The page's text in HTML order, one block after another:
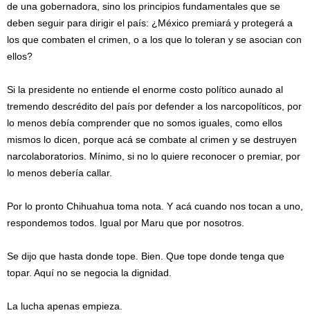
de una gobernadora, sino los principios fundamentales que se
deben seguir para dirigir el país: ¿México premiará y protegerá a
los que combaten el crimen, o a los que lo toleran y se asocian con
ellos?
Si la presidente no entiende el enorme costo político aunado al
tremendo descrédito del país por defender a los narcopolíticos, por
lo menos debía comprender que no somos iguales, como ellos
mismos lo dicen, porque acá se combate al crimen y se destruyen
narcolaboratorios. Mínimo, si no lo quiere reconocer o premiar, por
lo menos debería callar.
Por lo pronto Chihuahua toma nota. Y acá cuando nos tocan a uno,
respondemos todos. Igual por Maru que por nosotros.
Se dijo que hasta donde tope. Bien. Que tope donde tenga que
topar. Aquí no se negocia la dignidad.
La lucha apenas empieza.